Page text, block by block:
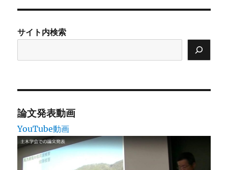
サイト内検索
論文発表動画
YouTube動画